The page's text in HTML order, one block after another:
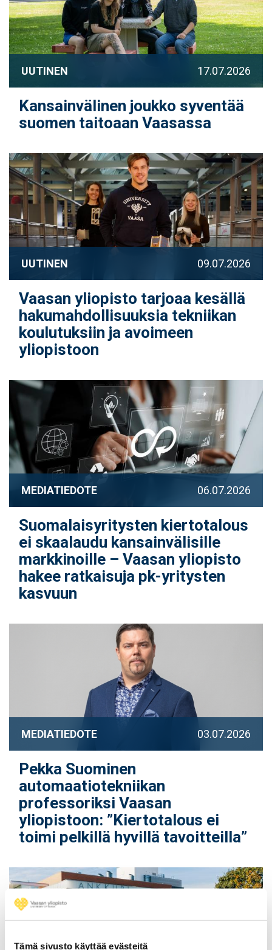
Tämä sivusto käyttää evästeitä
UUTINEN 17.07.2026
Kansainvälinen joukko syventää
suomen taitoaan Vaasassa
UUTINEN 09.07.2026
Vaasan yliopisto tarjoaa kesällä
hakumahdollisuuksia tekniikan
koulutuksiin ja avoimeen
yliopistoon
MEDIATIEDOTE 06.07.2026
Suomalaisyritysten kiertotalous
ei skaalaudu kansainvälisille
markkinoille – Vaasan yliopisto
hakee ratkaisuja pk-yritysten
kasvuun
MEDIATIEDOTE 03.07.2026
Pekka Suominen
automaatiotekniikan
professoriksi Vaasan
yliopistoon: ”Kiertotalous ei
toimi pelkillä hyvillä tavoitteilla”